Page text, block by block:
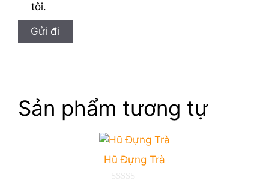
tôi.
Sản phẩm tương tự
Hũ Đựng Trà